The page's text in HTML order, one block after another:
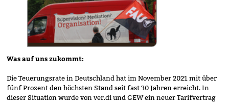
Was auf uns zukommt:
Die Teuerungsrate in Deutschland hat im November 2021 mit über
fünf Prozent den höchsten Stand seit fast 30 Jahren erreicht. In
dieser Situation wurde von ver.di und GEW ein neuer Tarifvertrag